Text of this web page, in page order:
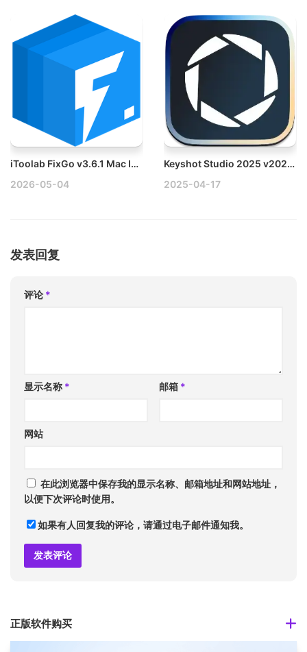
iToolab FixGo v3.6.1 Mac IOS系统修复工具
2026-05-04
Keyshot Studio 2025 v2025.1 Mac 3D动画渲染制作工具破解版
2025-04-17
发表回复
评论 *
显示名称 * 邮箱 *
网站
在此浏览器中保存我的显示名称、邮箱地址和网站地址，
以便下次评论时使用。
如果有人回复我的评论，请通过电子邮件通知我。
正版软件购买